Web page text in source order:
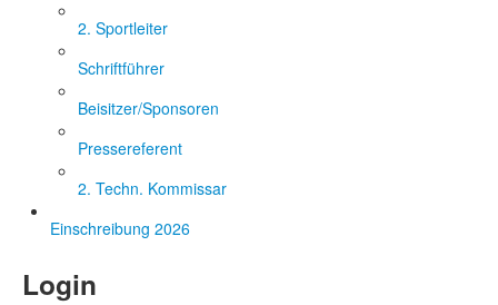
2. Sportleiter
Schriftführer
Beisitzer/Sponsoren
Pressereferent
2. Techn. Kommissar
Einschreibung 2026
Login